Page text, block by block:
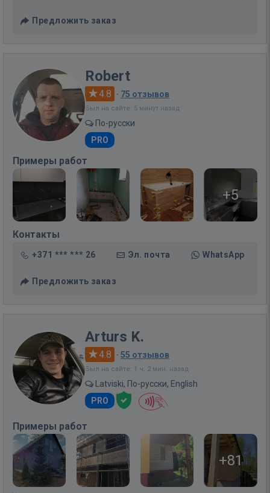
Предложить заказ
Robert
4.8 · 75 отзывов
Был на сайте: 5 минут назад
По-русски
PRO
Примеры работ
+5
Контакты
+371 *** *** 26 Эл. почта WhatsApp
Предложить заказ
Arturs K.
4.8 · 55 отзывов
Был на сайте: 1 ч. 2 мин. назад
Latviski, По-русски, English
PRO
Примеры работ
+81